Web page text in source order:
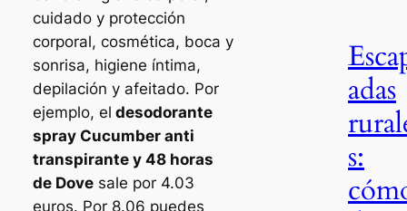
cuidado y protección
corporal, cosmética, boca y
sonrisa, higiene íntima,
depilación y afeitado. Por
ejemplo, el desodorante
spray Cucumber anti
transpirante y 48 horas
de Dovesale por 4.03
euros. Por 8.06 puedes
adas
s: